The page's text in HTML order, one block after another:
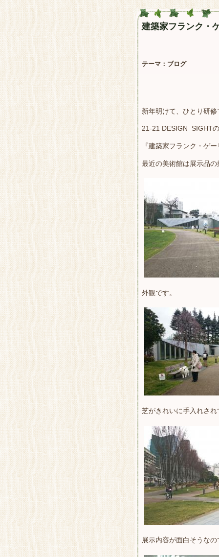
建築家フランク・
テーマ： ブログ
新年明けて、ひとり研
21-21 DESIGN SIGHT
『建築家フランク・ゲ
最近の美術館は展示品
外観です。
芝がきれいに手入れされ
展示内容が面白そうな